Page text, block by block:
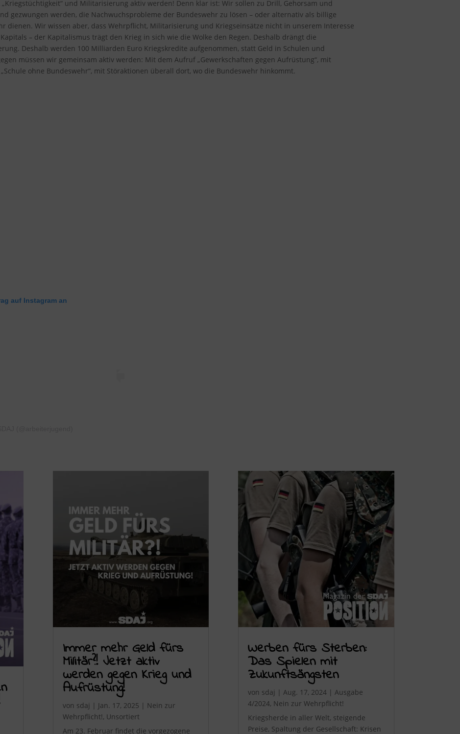
und Militarisierung aktiv werden! Denn klar ist: Wir sollen zu Drill, Gehorsam und
gezwungen werden, die Nachwuchsprobleme der Bundeswehr zu lösen – oder alternativ als billige
dienen. Wir wissen aber, dass Wehrpflicht, Militarisierung und Kriegseinsätze nicht in unserem Interesse
– der Kapitalismus trägt den Krieg in sich wie die Wolke den Regen. Deshalb drängt die
Deshalb werden 100 Milliarden Euro Kriegskredite aufgenommen, statt Geld in Schulen und
müssen wir gemeinsam aktiv werden: Mit dem Aufruf „Gewerkschaften gegen Aufrüstung“, mit
ohne Bundeswehr“, mit Störaktionen überall dort, wo die Bundeswehr hinkommt.
auf Instagram an
Immer mehr Geld fürs
Militär?! Jetzt aktiv
werden gegen Krieg und
Aufrüstung!
von sdaj | Jan. 17, 2025 | Nein zur
Wehrpflicht!, Unsortiert
Am 23. Februar findet die vorgezogene
Werben fürs Sterben:
Das Spielen mit
Zukunftsängsten
von sdaj | Aug. 17, 2024| Ausgabe
4/2024, Nein zur Wehrpflicht!
Kriegsherde in aller Welt, steigende
Preise, Spaltung der Gesellschaft: Krisen